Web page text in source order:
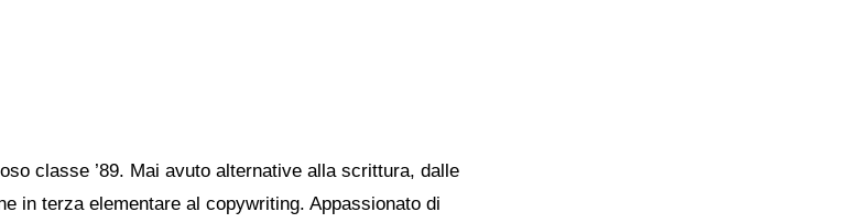
classe ’89. Mai avuto alternative alla scrittura, dalle
in terza elementare al copywriting. Appassionato di